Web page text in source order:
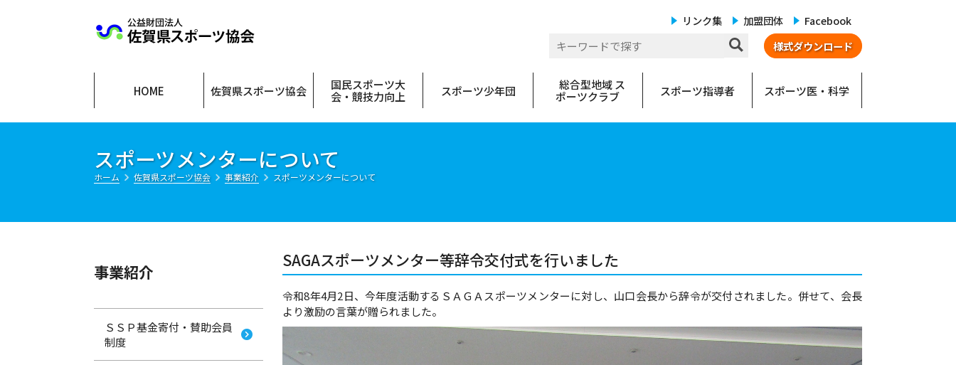
リンク集 加盟団体
Facebook
様式ダウンロード
HOME 佐賀県スポーツ協会
国民スポーツ大
会・競技力向上
スポーツ少年団
総合型地域 ス
ポーツクラブ
スポーツ指導者 スポーツ医・科学
スポーツメンターについて
ホーム 佐賀県スポーツ協会 事業紹介 スポーツメンターについて
SAGAスポーツメンター等辞令交付式を行いました
令和8年4月2日、今年度活動するＳＡＧＡスポーツメンターに対し、山口会長から辞令が交付されました。併せて、会長
より激励の言葉が贈られました。
事業紹介
ＳＳＰ基金寄付・賛助会員
制度